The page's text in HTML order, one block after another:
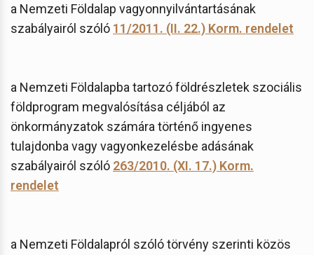
a Nemzeti Földalap vagyonnyilvántartásának
szabályairól szóló 11/2011. (II. 22.) Korm. rendelet
a Nemzeti Földalapba tartozó földrészletek szociális
földprogram megvalósítása céljából az
önkormányzatok számára történő ingyenes
tulajdonba vagy vagyonkezelésbe adásának
szabályairól szóló 263/2010. (XI. 17.) Korm.
rendelet
a Nemzeti Földalapról szóló törvény szerinti közös